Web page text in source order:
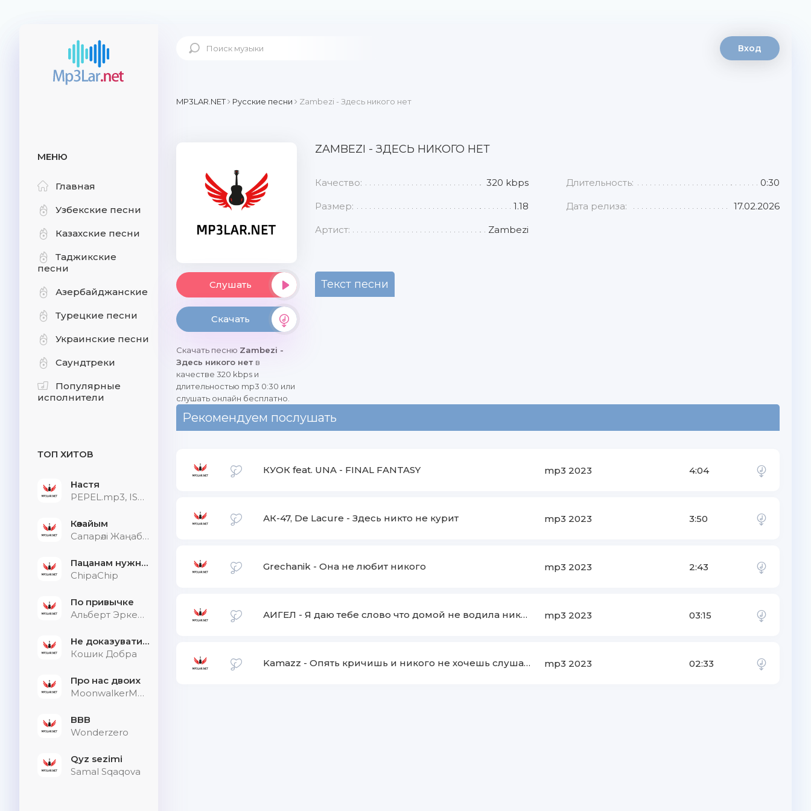
МЕНЮ
Главная
Узбекские песни
Казахские песни
Таджикские
песни
Азербайджанские
Турецкие песни
Украинские песни
Саундтреки
Популярные
исполнители
ТОП ХИТОВ
Настя
PEPEL.mp3, ISVNBITOV, Alfredovich
Көзайым
Сапарәлі Жаңабек
Пацанам нужна дыхалка
ChipaChip
По привычке
Альберт Эркенов
Не доказувати тим, хто не слухає
Кошик Добра
Про нас двоих
MoonwalkerMusic
BBB
Wonderzero
Qyz sezimi
Samal Sqaqova
Вход
MP3LAR.NET Русские песни Zambezi - Здесь никого нет
Слушать
Скачать
Скачать песню Zambezi -
Здесь никого нет в
качестве 320 kbps и
длительностью mp3 0:30 или
слушать онлайн бесплатно.
ZAMBEZI - ЗДЕСЬ НИКОГО НЕТ
Качество: 320 kbps Длительность: 0:30
Размер: 1.18 Дата релиза: 17.02.2026
Артист: Zambezi
Текст песни
Рекомендуем послушать
КУОК feat. UNA - FINAL FANTASY mp3 2023 4:04
АК-47, De Lacure - Здесь никто не курит mp3 2023 3:50
Grechanik - Она не любит никого mp3 2023 2:43
АИГЕЛ - Я даю тебе слово что домой не водила никого mp3 2023 03:15
Kamazz - Опять кричишь и никого не хочешь слушать mp3 2023 02:33